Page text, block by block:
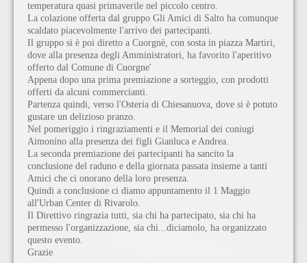
temperatura quasi primaverile nel piccolo centro.
La colazione offerta dal gruppo Gli Amici di Salto ha comunque
scaldato piacevolmente l'arrivo dei partecipanti.
Il gruppo si è poi diretto a Cuorgnè, con sosta in piazza Martiri,
dove alla presenza degli Amministratori, ha favorito l'aperitivo
offerto dal Comune di Cuorgne'
Appena dopo una prima premiazione a sorteggio, con prodotti
offerti da alcuni commercianti.
Partenza quindi, verso l'Osteria di Chiesanuova, dove si è potuto
gustare un delizioso pranzo.
Nel pomeriggio i ringraziamenti e il Memorial dei coniugi
Aimonino alla presenza dei figli Gianluca e Andrea.
La seconda premiazione dei partecipanti ha sancito la
conclusione del raduno e della giornata passata insieme a tanti
Amici che ci onorano della loro presenza.
Quindi a conclusione ci diamo appuntamento il 1 Maggio
all'Urban Center di Rivarolo.
Il Direttivo ringrazia tutti, sia chi ha partecipato, sia chi ha
permesso l'organizzazione, sia chi...diciamolo, ha organizzato
questo evento.
Grazie